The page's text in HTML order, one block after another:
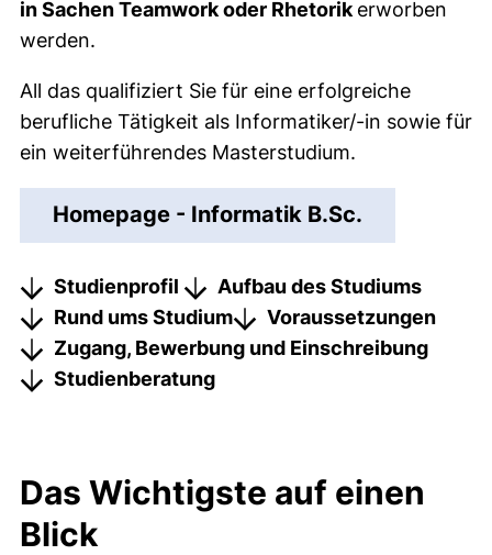
in Sachen Teamwork oder Rhetorik erworben
werden.
All das qualifiziert Sie für eine erfolgreiche
berufliche Tätigkeit als Informatiker/-in sowie für
ein weiterführendes Masterstudium.
Homepage - Informatik B.Sc.
Studienprofil
Aufbau des Studiums
Rund ums Studium
Voraussetzungen
Zugang, Bewerbung und Einschreibung
Studienberatung
Das Wichtigste auf einen
Blick